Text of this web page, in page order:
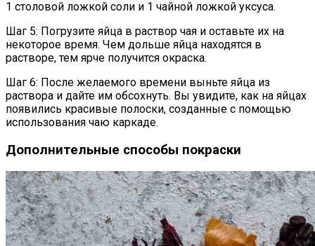
1 столовой ложкой соли и 1 чайной ложкой уксуса.
Шаг 5: Погрузите яйца в раствор чая и оставьте их на
некоторое время. Чем дольше яйца находятся в
растворе, тем ярче получится окраска.
Шаг 6: После желаемого времени выньте яйца из
раствора и дайте им обсохнуть. Вы увидите, как на яйцах
появились красивые полоски, созданные с помощью
использования чаю каркаде.
Дополнительные способы покраски